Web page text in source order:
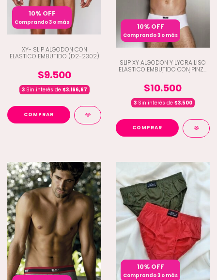
10% OFF
Comprando 3 o más
XY- SLIP ALGODON CON
ELASTICO EMBUTIDO (D2-2302)
$9.500
3Sin interés de $3.166,67
COMPRAR
10% OFF
Comprando 3 o más
SLIP XY ALGODON Y LYCRA LISO
ELASTICO EMBUTIDO CON PINZA
$10.500
3Sin interés de $3.500
COMPRAR
10% OFF
Comprando 3 o más